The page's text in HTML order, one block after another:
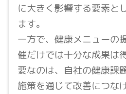
に大きく影響する要素と
ます。
一方で、健康メニューの
催だけでは十分な成果は
要なのは、自社の健康課
施策を通じて改善につな